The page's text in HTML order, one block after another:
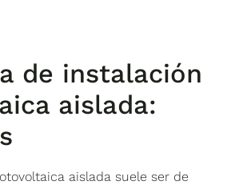
de instalación
aislada:
aislada suele ser de